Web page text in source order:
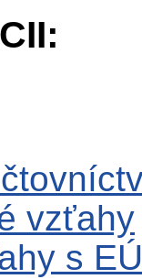
vzťahy
s EÚ